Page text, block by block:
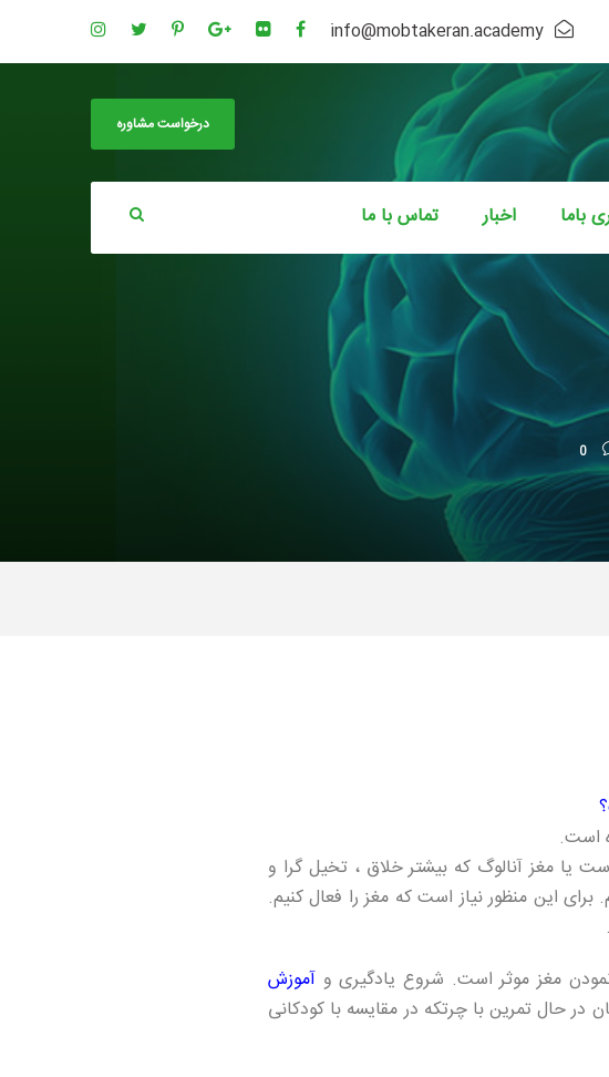
info@mobtakeran.academy
درخواست مشاوره
باما اخبار تماس با ما
0
است.
مغز آنالوگ که بیشتر خلاق ، تخیل گرا و
این منظور نیاز است که مغز را فعال کنیم.
مغز موثر است. شروع یادگیری و آموزش
در حال تمرین با چرتکه در مقایسه با کودکانی